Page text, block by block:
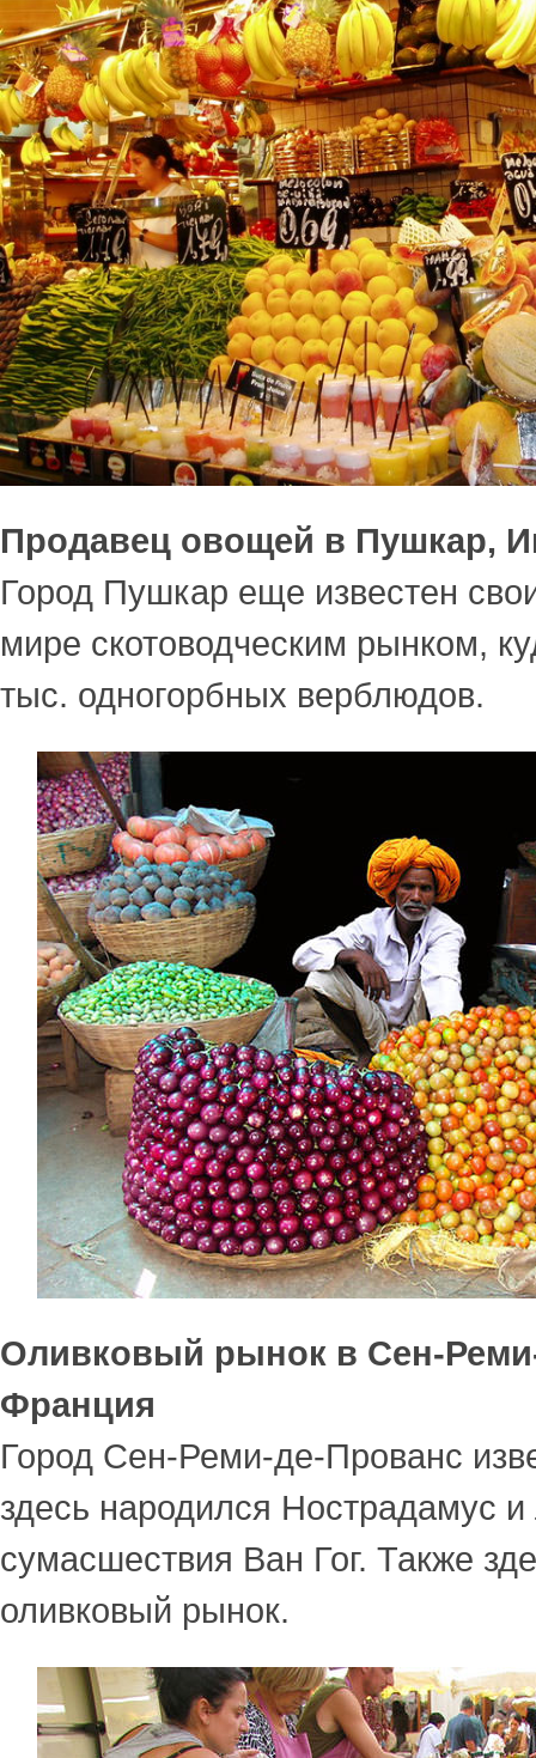
Продавец овощей в Пушкар,
Город Пушкар еще известен
мире скотоводческим рынком,
тыс. одногорбных верблюдов.
Оливковый рынок в Сен-
Франция
Город Сен-Реми-де-Прованс
здесь народился Нострадамус и
сумасшествия Ван Гог. Также
оливковый рынок.